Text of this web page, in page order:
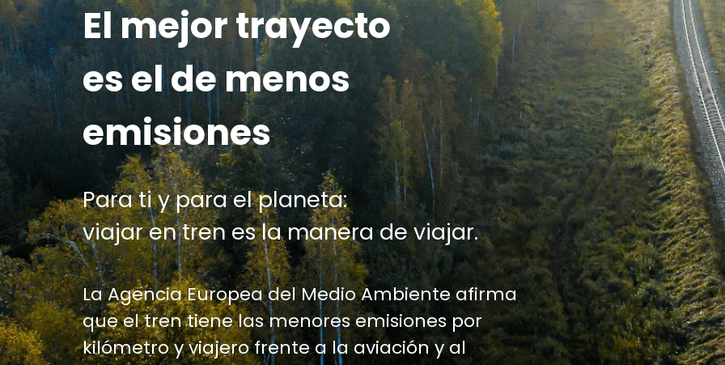
El mejor trayecto
es el de menos
emisiones
Para ti y para el planeta:
viajar en tren es la manera de viajar.
La Agencia Europea del Medio Ambiente afirma
que el tren tiene las menores emisiones por
kilómetro y viajero frente a la aviación y al